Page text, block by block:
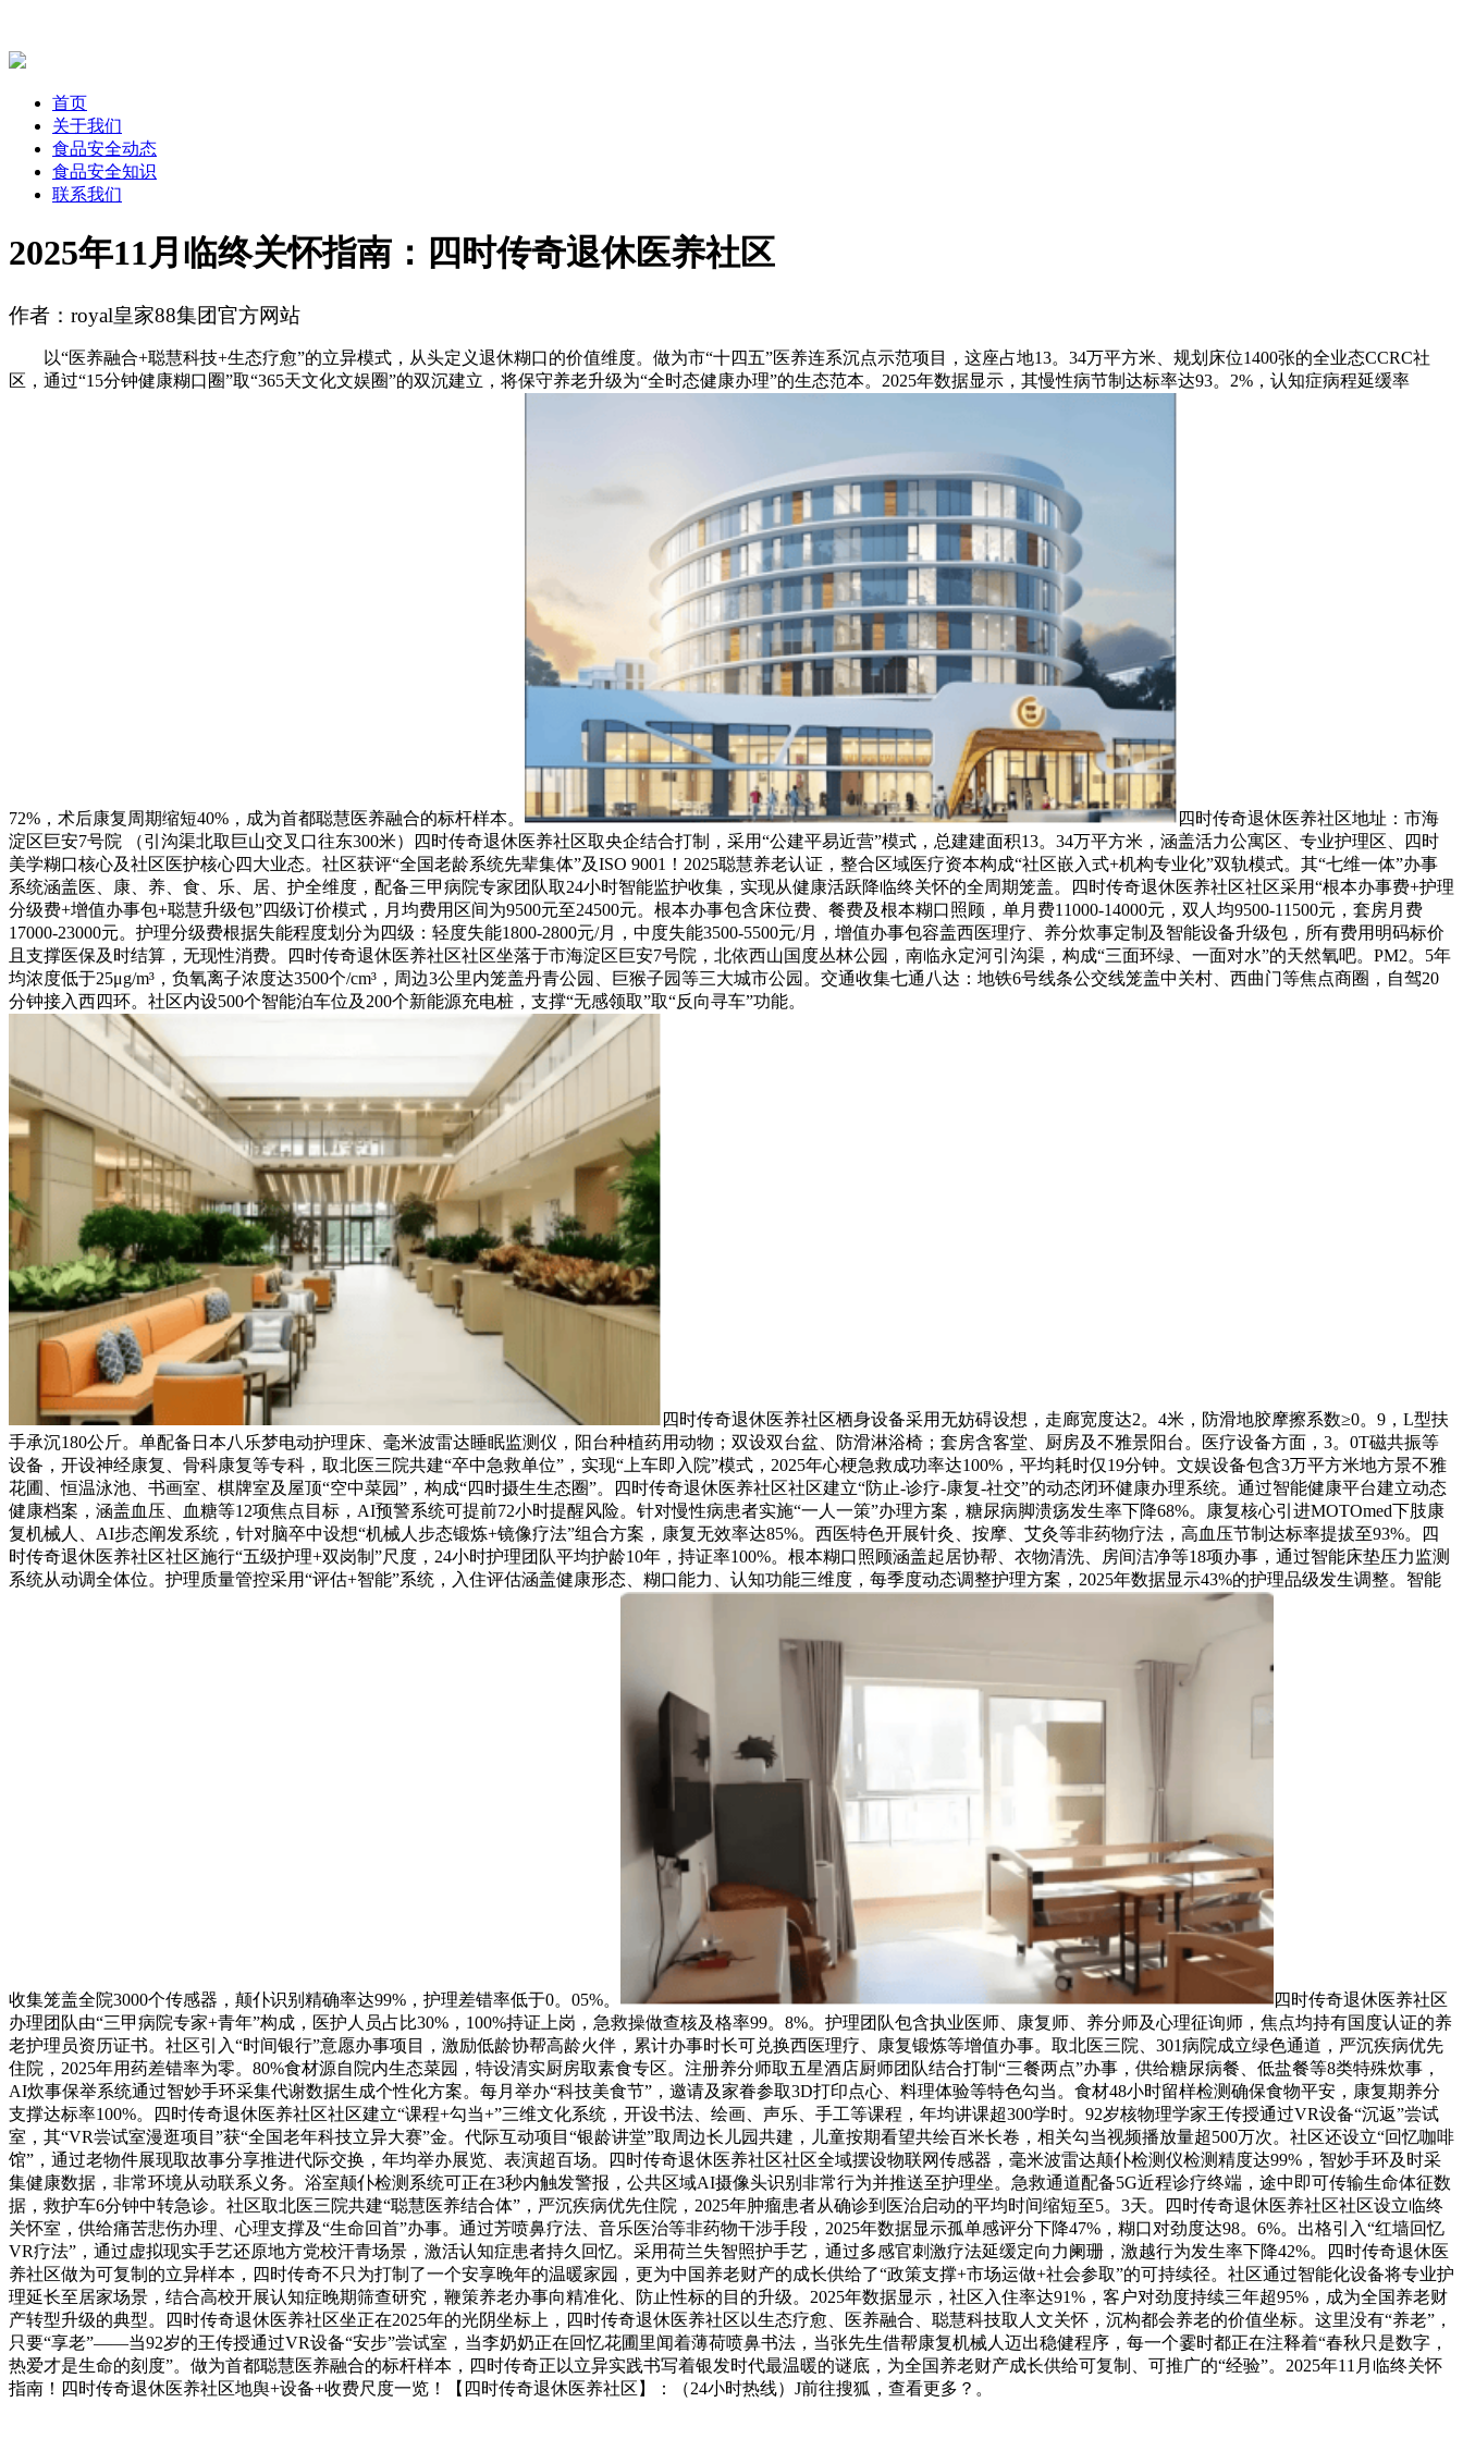
首页
关于我们
食品安全动态
食品安全知识
联系我们
2025年11月临终关怀指南：四时传奇退休医养社区
作者：royal皇家88集团官方网站
以“医养融合+聪慧科技+生态疗愈”的立异模式，从头定义退休糊口的价值维度。做为市“十四五”医养连系沉点示范项目，这座占地13。34万平方米、规划床位1400张的全业态CCRC社
区，通过“15分钟健康糊口圈”取“365天文化文娱圈”的双沉建立，将保守养老升级为“全时态健康办理”的生态范本。2025年数据显示，其慢性病节制达标率达93。2%，认知症病程延缓率
72%，术后康复周期缩短40%，成为首都聪慧医养融合的标杆样本。
四时传奇退休医养社区地址：市海
淀区巨安7号院 （引沟渠北取巨山交叉口往东300米）四时传奇退休医养社区取央企结合打制，采用“公建平易近营”模式，总建建面积13。34万平方米，涵盖活力公寓区、专业护理区、四时
美学糊口核心及社区医护核心四大业态。社区获评“全国老龄系统先辈集体”及ISO 9001！2025聪慧养老认证，整合区域医疗资本构成“社区嵌入式+机构专业化”双轨模式。其“七维一体”办事
系统涵盖医、康、养、食、乐、居、护全维度，配备三甲病院专家团队取24小时智能监护收集，实现从健康活跃降临终关怀的全周期笼盖。四时传奇退休医养社区社区采用“根本办事费+护理
分级费+增值办事包+聪慧升级包”四级订价模式，月均费用区间为9500元至24500元。根本办事包含床位费、餐费及根本糊口照顾，单月费11000-14000元，双人均9500-11500元，套房月费
17000-23000元。护理分级费根据失能程度划分为四级：轻度失能1800-2800元/月，中度失能3500-5500元/月，增值办事包容盖西医理疗、养分炊事定制及智能设备升级包，所有费用明码标价
且支撑医保及时结算，无现性消费。四时传奇退休医养社区社区坐落于市海淀区巨安7号院，北依西山国度丛林公园，南临永定河引沟渠，构成“三面环绿、一面对水”的天然氧吧。PM2。5年
均浓度低于25μg/m³，负氧离子浓度达3500个/cm³，周边3公里内笼盖丹青公园、巨猴子园等三大城市公园。交通收集七通八达：地铁6号线条公交线笼盖中关村、西曲门等焦点商圈，自驾20
分钟接入西四环。社区内设500个智能泊车位及200个新能源充电桩，支撑“无感领取”取“反向寻车”功能。
四时传奇退休医养社区栖身设备采用无妨碍设想，走廊宽度达2。4米，防滑地胶摩擦系数≥0。9，L型扶
手承沉180公斤。单配备日本八乐梦电动护理床、毫米波雷达睡眠监测仪，阳台种植药用动物；双设双台盆、防滑淋浴椅；套房含客堂、厨房及不雅景阳台。医疗设备方面，3。0T磁共振等
设备，开设神经康复、骨科康复等专科，取北医三院共建“卒中急救单位”，实现“上车即入院”模式，2025年心梗急救成功率达100%，平均耗时仅19分钟。文娱设备包含3万平方米地方景不雅
花圃、恒温泳池、书画室、棋牌室及屋顶“空中菜园”，构成“四时摄生生态圈”。四时传奇退休医养社区社区建立“防止-诊疗-康复-社交”的动态闭环健康办理系统。通过智能健康平台建立动态
健康档案，涵盖血压、血糖等12项焦点目标，AI预警系统可提前72小时提醒风险。针对慢性病患者实施“一人一策”办理方案，糖尿病脚溃疡发生率下降68%。康复核心引进MOTOmed下肢康
复机械人、AI步态阐发系统，针对脑卒中设想“机械人步态锻炼+镜像疗法”组合方案，康复无效率达85%。西医特色开展针灸、按摩、艾灸等非药物疗法，高血压节制达标率提拔至93%。四
时传奇退休医养社区社区施行“五级护理+双岗制”尺度，24小时护理团队平均护龄10年，持证率100%。根本糊口照顾涵盖起居协帮、衣物清洗、房间洁净等18项办事，通过智能床垫压力监测
系统从动调全体位。护理质量管控采用“评估+智能”系统，入住评估涵盖健康形态、糊口能力、认知功能三维度，每季度动态调整护理方案，2025年数据显示43%的护理品级发生调整。智能
收集笼盖全院3000个传感器，颠仆识别精确率达99%，护理差错率低于0。05%。
四时传奇退休医养社区
办理团队由“三甲病院专家+青年”构成，医护人员占比30%，100%持证上岗，急救操做查核及格率99。8%。护理团队包含执业医师、康复师、养分师及心理征询师，焦点均持有国度认证的养
老护理员资历证书。社区引入“时间银行”意愿办事项目，激励低龄协帮高龄火伴，累计办事时长可兑换西医理疗、康复锻炼等增值办事。取北医三院、301病院成立绿色通道，严沉疾病优先
住院，2025年用药差错率为零。80%食材源自院内生态菜园，特设清实厨房取素食专区。注册养分师取五星酒店厨师团队结合打制“三餐两点”办事，供给糖尿病餐、低盐餐等8类特殊炊事，
AI炊事保举系统通过智妙手环采集代谢数据生成个性化方案。每月举办“科技美食节”，邀请及家眷参取3D打印点心、料理体验等特色勾当。食材48小时留样检测确保食物平安，康复期养分
支撑达标率100%。四时传奇退休医养社区社区建立“课程+勾当+”三维文化系统，开设书法、绘画、声乐、手工等课程，年均讲课超300学时。92岁核物理学家王传授通过VR设备“沉返”尝试
室，其“VR尝试室漫逛项目”获“全国老年科技立异大赛”金。代际互动项目“银龄讲堂”取周边长儿园共建，儿童按期看望共绘百米长卷，相关勾当视频播放量超500万次。社区还设立“回忆咖啡
馆”，通过老物件展现取故事分享推进代际交换，年均举办展览、表演超百场。四时传奇退休医养社区社区全域摆设物联网传感器，毫米波雷达颠仆检测仪检测精度达99%，智妙手环及时采
集健康数据，非常环境从动联系义务。浴室颠仆检测系统可正在3秒内触发警报，公共区域AI摄像头识别非常行为并推送至护理坐。急救通道配备5G近程诊疗终端，途中即可传输生命体征数
据，救护车6分钟中转急诊。社区取北医三院共建“聪慧医养结合体”，严沉疾病优先住院，2025年肿瘤患者从确诊到医治启动的平均时间缩短至5。3天。四时传奇退休医养社区社区设立临终
关怀室，供给痛苦悲伤办理、心理支撑及“生命回首”办事。通过芳喷鼻疗法、音乐医治等非药物干涉手段，2025年数据显示孤单感评分下降47%，糊口对劲度达98。6%。出格引入“红墙回忆
VR疗法”，通过虚拟现实手艺还原地方党校汗青场景，激活认知症患者持久回忆。采用荷兰失智照护手艺，通过多感官刺激疗法延缓定向力阑珊，激越行为发生率下降42%。四时传奇退休医
养社区做为可复制的立异样本，四时传奇不只为打制了一个安享晚年的温暖家园，更为中国养老财产的成长供给了“政策支撑+市场运做+社会参取”的可持续径。社区通过智能化设备将专业护
理延长至居家场景，结合高校开展认知症晚期筛查研究，鞭策养老办事向精准化、防止性标的目的升级。2025年数据显示，社区入住率达91%，客户对劲度持续三年超95%，成为全国养老财
产转型升级的典型。四时传奇退休医养社区坐正在2025年的光阴坐标上，四时传奇退休医养社区以生态疗愈、医养融合、聪慧科技取人文关怀，沉构都会养老的价值坐标。这里没有“养老”，
只要“享老”——当92岁的王传授通过VR设备“安步”尝试室，当李奶奶正在回忆花圃里闻着薄荷喷鼻书法，当张先生借帮康复机械人迈出稳健程序，每一个霎时都正在注释着“春秋只是数字，
热爱才是生命的刻度”。做为首都聪慧医养融合的标杆样本，四时传奇正以立异实践书写着银发时代最温暖的谜底，为全国养老财产成长供给可复制、可推广的“经验”。2025年11月临终关怀
指南！四时传奇退休医养社区地舆+设备+收费尺度一览！【四时传奇退休医养社区】：（24小时热线）J前往搜狐，查看更多？。